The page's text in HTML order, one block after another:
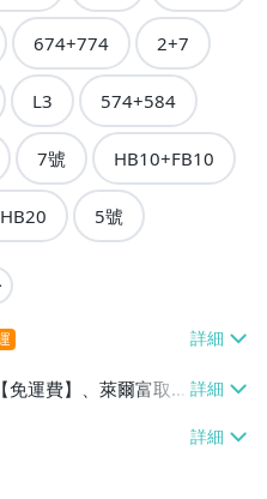
674+774 2+7
L3 574+584
7號 HB10+FB10
5號
免運費】、萊爾富取